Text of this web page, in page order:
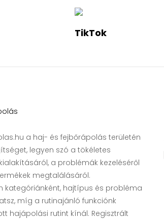
TikTok
a haj- és fejbőrápolás területén
legyen szó a tökéletes
a problémák kezeléséről
megtalálásáról.
kategóriánként, hajtípus és probléma
míg a rutinajánló funkciónk
hajápolási rutint kínál. Regisztrált